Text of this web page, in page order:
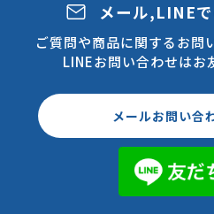
メール,LINE
ご質問や商品に関するお問
LINEお問い合わせはお
メールお問い合